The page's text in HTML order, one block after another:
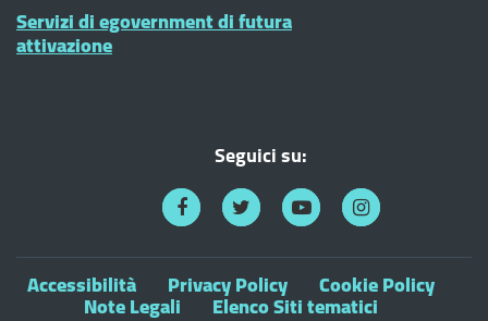
Servizi di egovernment di futura
attivazione
Seguici su:
Accessibilità Privacy Policy Cookie Policy
Note Legali Elenco Siti tematici